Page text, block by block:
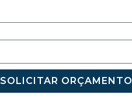
SOLICITAR ORÇAMENTO